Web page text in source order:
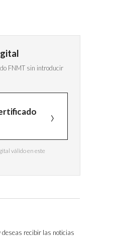
FNMT sin introducir
válido en este
deseas recibir las noticias